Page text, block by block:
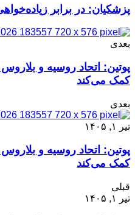
پزشکیان: در برابر
بعدی
پوتین: اتحاد روسیه و
کمک می‌کند
بعدی
تیر ۱, ۱۴۰۵
پوتین: اتحاد روسیه و
کمک می‌کند
قبلی
تیر ۱, ۱۴۰۵